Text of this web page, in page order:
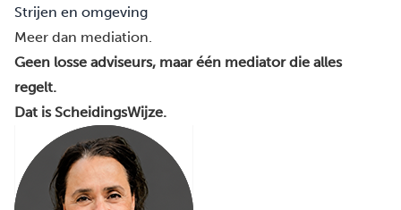
Strijen en omgeving
Meer dan mediation.
Geen losse adviseurs, maar één mediator die alles
regelt.
Dat is ScheidingsWijze.